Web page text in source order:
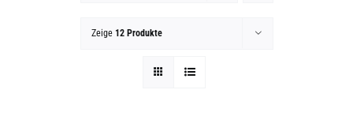
Zeige 12 Produkte